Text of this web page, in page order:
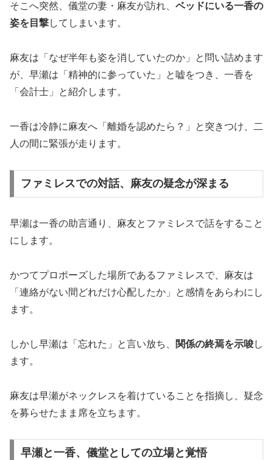
そこへ突然、儀堂の妻・麻友が訪れ、 ベッドにいる一香の
姿を目撃してしまいます。
麻友は「なぜ半年も姿を消していたのか」と問い詰めます
が、早瀬は「精神的に参っていた」と嘘をつき、一香を
「会計士」と紹介します。
一香は冷静に麻友へ「離婚を認めたら？」と突きつけ、二
人の間に緊張が走ります。
ファミレスでの対話、麻友の疑念が深まる
早瀬は一香の助言通り、麻友とファミレスで話をすること
にします。
かつてプロポーズした場所であるファミレスで、麻友は
「連絡がない間どれだけ心配したか」と感情をあらわにし
ます。
しかし早瀬は「忘れた」と言い放ち、 関係の終焉を示唆し
ます。
麻友は早瀬がネックレスを着けていることを指摘し、疑念
を募らせたまま席を立ちます。
早瀬と一香、儀堂としての立場と覚悟